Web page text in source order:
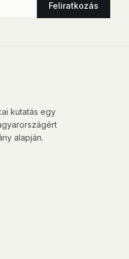
Feliratkozás
kutatás egy
alapján.